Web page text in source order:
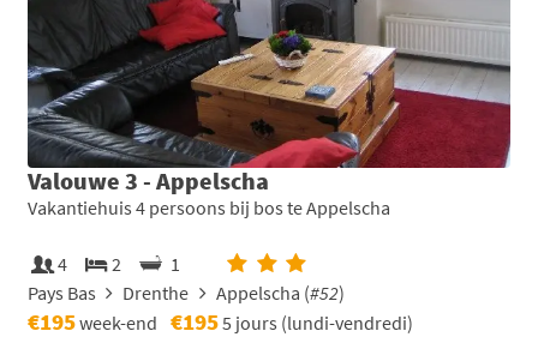
Valouwe 3 - Appelscha
Vakantiehuis 4 persoons bij bos te Appelscha
4 2
1
Pays Bas
Drenthe Appelscha (#52)
€195week-end €1955 jours (lundi-vendredi)